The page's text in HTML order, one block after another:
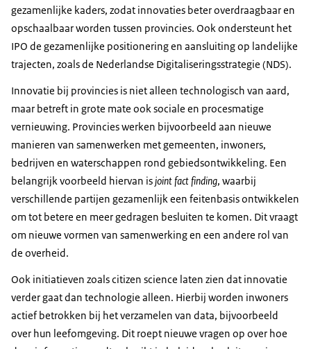
gezamenlijke kaders, zodat innovaties beter overdraagbaar en
opschaalbaar worden tussen provincies. Ook ondersteunt het
IPO de gezamenlijke positionering en aansluiting op landelijke
trajecten, zoals de Nederlandse Digitaliseringsstrategie (NDS).
Innovatie bij provincies is niet alleen technologisch van aard,
maar betreft in grote mate ook sociale en procesmatige
vernieuwing. Provincies werken bijvoorbeeld aan nieuwe
manieren van samenwerken met gemeenten, inwoners,
bedrijven en waterschappen rond gebiedsontwikkeling. Een
belangrijk voorbeeld hiervan isjoint fact finding, waarbij
verschillende partijen gezamenlijk een feitenbasis ontwikkelen
om tot betere en meer gedragen besluiten te komen. Dit vraagt
om nieuwe vormen van samenwerking en een andere rol van
de overheid.
Ook initiatieven zoals citizen science laten zien dat innovatie
verder gaat dan technologie alleen. Hierbij worden inwoners
actief betrokken bij het verzamelen van data, bijvoorbeeld
over hun leefomgeving. Dit roept nieuwe vragen op over hoe